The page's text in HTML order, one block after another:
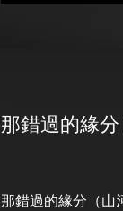
那錯過的緣
那錯過的緣分（山